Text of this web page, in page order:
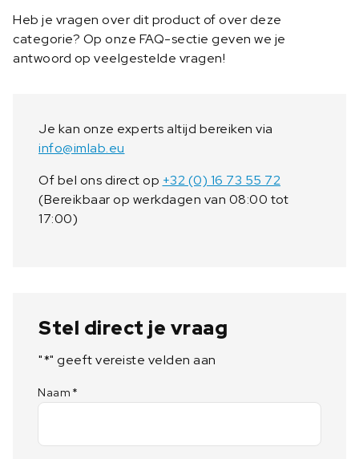
Heb je vragen over dit product of over deze
categorie? Op onze FAQ-sectie geven we je
antwoord op veelgestelde vragen!
Je kan onze experts altijd bereiken via
info@imlab.eu
Of bel ons direct op +32 (0) 16 73 55 72
(Bereikbaar op werkdagen van 08:00 tot
17:00)
Stel direct je vraag
"*" geeft vereiste velden aan
Naam *